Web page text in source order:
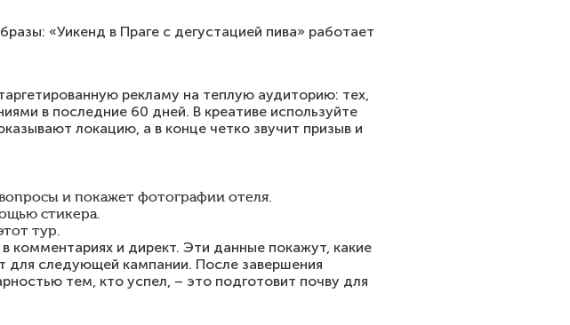
«Уикенд в Праге с дегустацией пива» работает
рекламу на теплую аудиторию: тех,
в последние 60 дней. В креативе используйте
локацию, а в конце четко звучит призыв и
и покажет фотографии отеля.
стикера.
тур.
комментариях и директ. Эти данные покажут, какие
для следующей кампании. После завершения
тем, кто успел, – это подготовит почву для